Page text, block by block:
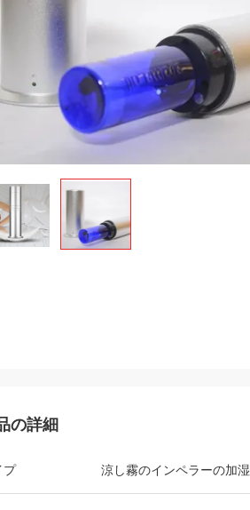
の詳細
プ 涼し霧のインペラーの加